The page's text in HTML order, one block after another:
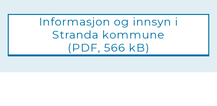
Informasjon og innsyn i
Stranda kommune
(PDF, 566 kB)